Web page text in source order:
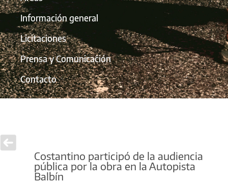
Información general
Licitaciones
Prensa y Comunicación
Contacto
Costantino participó de la audiencia
pública por la obra en la Autopista
Balbín